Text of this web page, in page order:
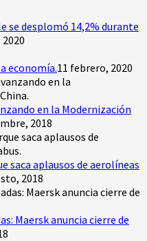
se desplomó 14,2% durante
economía.11 febrero, 2020
en la Modernización
2018
saca aplausos de aerolíneas
2018
Maersk anuncia cierre de